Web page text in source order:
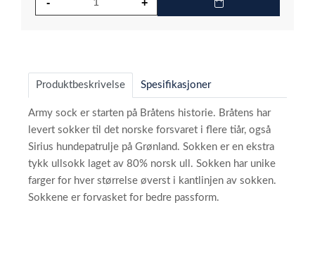
Produktbeskrivelse Spesifikasjoner
Army sock er starten på Bråtens historie. Bråtens har
levert sokker til det norske forsvaret i flere tiår, også
Sirius hundepatrulje på Grønland. Sokken er en ekstra
tykk ullsokk laget av 80% norsk ull. Sokken har unike
farger for hver størrelse øverst i kantlinjen av sokken.
Sokkene er forvasket for bedre passform.